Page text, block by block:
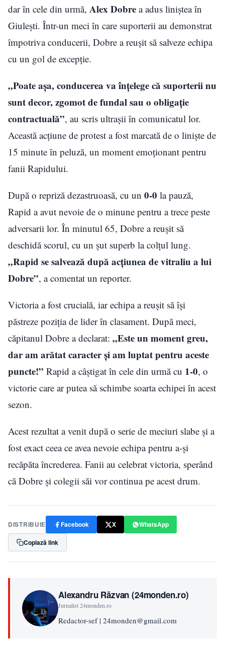
dar în cele din urmă, Alex Dobre a adus liniștea în
Giulești. Într-un meci în care suporterii au demonstrat
împotriva conducerii, Dobre a reușit să salveze echipa
cu un gol de excepție.
„Poate așa, conducerea va înțelege că suporterii nu
sunt decor, zgomot de fundal sau o obligație
contractuală”, au scris ultrașii în comunicatul lor.
Această acțiune de protest a fost marcată de o liniște de
15 minute în peluză, un moment emoționant pentru
fanii Rapidului.
După o repriză dezastruoasă, cu un 0-0 la pauză,
Rapid a avut nevoie de o minune pentru a trece peste
adversarii lor. În minutul 65, Dobre a reușit să
deschidă scorul, cu un șut superb la colțul lung.
„Rapid se salvează după acțiunea de vitraliu a lui
Dobre”, a comentat un reporter.
Victoria a fost crucială, iar echipa a reușit să își
păstreze poziția de lider în clasament. După meci,
căpitanul Dobre a declarat: „Este un moment greu,
dar am arătat caracter și am luptat pentru aceste
puncte!” Rapid a câștigat în cele din urmă cu 1-0, o
victorie care ar putea să schimbe soarta echipei în acest
sezon.
Acest rezultat a venit după o serie de meciuri slabe și a
fost exact ceea ce avea nevoie echipa pentru a-și
recăpăta încrederea. Fanii au celebrat victoria, sperând
că Dobre și colegii săi vor continua pe acest drum.
DISTRIBUIE Facebook X
WhatsApp
Copiază link
Alexandru Răzvan (24monden.ro)
Jurnalist 24monden.ro
Redactor-sef | 24monden@gmail.com